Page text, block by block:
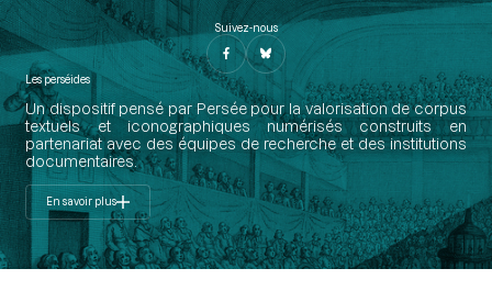
Suivez-nous
Les perséides
Un dispositif pensé par Persée pour la valorisation de corpus
textuels et iconographiques numérisés construits en
partenariat avec des équipes de recherche et des institutions
documentaires.
En savoir plus